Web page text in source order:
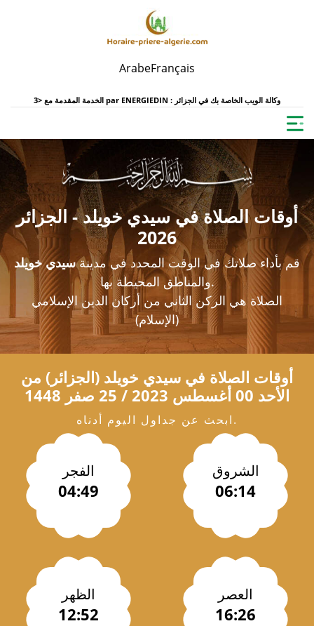
ArabeFrançais
الخدمة المقدمة مع <3 par ENERGIEDIN : وكالة الويب الخاصة بك في الجزائر
أوقات الصلاة في سيدي خويلد - الجزائر
2026
قم بأداء صلاتك في الوقت المحدد في مدينةسيدي خويلد
والمناطق المحيطة بها.
الصلاة هي الركن الثاني من أركان الدين الإسلامي
(الإسلام)
أوقات الصلاة في سيدي خويلد (الجزائر) من
الأحد 00 أغسطس 2023 / 25 صفر 1448
ابحث عن جداول اليوم أدناه.
الفجر
04:49
الشروق
06:14
الظهر
12:52
العصر
16:26